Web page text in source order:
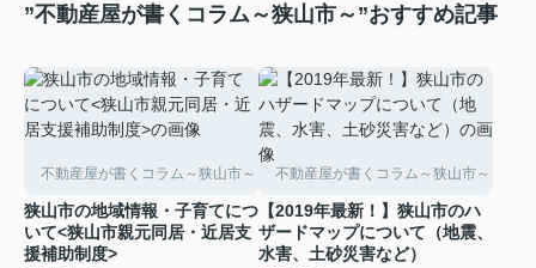
”不動産屋が書くコラム～狭山市～”おすすめ記事
不動産屋が書くコラム～狭山市～
狭山市の地域情報・子育てにつ
いて<狭山市親元同居・近居支
援補助制度>
不動産屋が書くコラム～狭山市～
【2019年最新！】狭山市のハ
ザードマップについて（地震、
水害、土砂災害など）